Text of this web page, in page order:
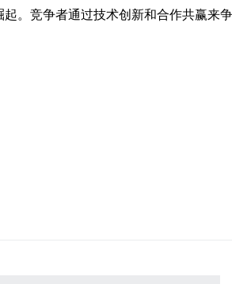
。竞争者通过技术创新和合作共赢来